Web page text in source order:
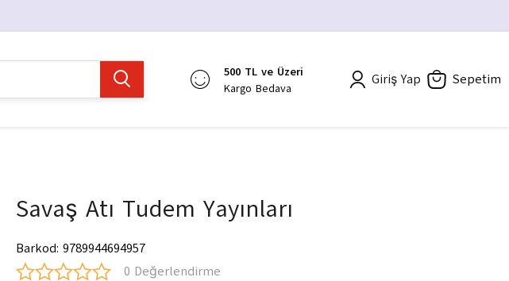
500 TL ve Üzeri
Kargo Bedava
Giriş Yap Sepetim
Savaş Atı Tudem Yayınları
Barkod:9789944694957
0 Değerlendirme